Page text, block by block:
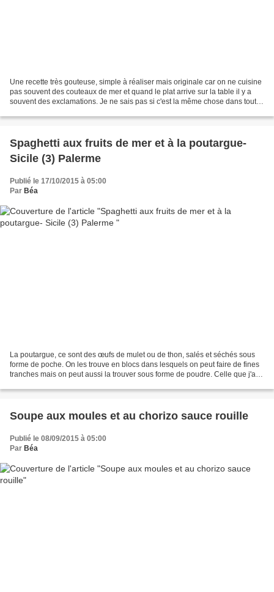
Une recette très gouteuse, simple à réaliser mais originale car on ne cuisine
pas souvent des couteaux de mer et quand le plat arrive sur la table il y a
souvent des exclamations. Je ne sais pas si c'est la même chose dans toutes
Spaghetti aux fruits de mer et à la poutargue-
Sicile (3) Palerme
Publié le 17/10/2015 à 05:00
Par Béa
La poutargue, ce sont des œufs de mulet ou de thon, salés et séchés sous
forme de poche. On les trouve en blocs dans lesquels on peut faire de fines
tranches mais on peut aussi la trouver sous forme de poudre. Celle que j'ai
Soupe aux moules et au chorizo sauce rouille
Publié le 08/09/2015 à 05:00
Par Béa